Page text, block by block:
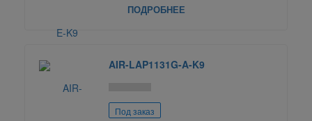
ПОДРОБНЕЕ
AIR-LAP1131G-A-K9
Под заказ